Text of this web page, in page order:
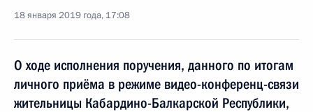
18 января 2019 года, 17:08
О ходе исполнения поручения, данного по итогам
личного приёма в режиме видео-конференц-связи
жительницы Кабардино-Балкарской Республики,